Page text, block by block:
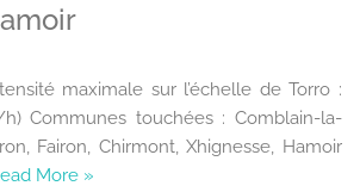
maximale sur l’échelle de Torro :
Communes touchées : Comblain-la-
Fairon, Chirmont, Xhignesse, Hamoir
More »